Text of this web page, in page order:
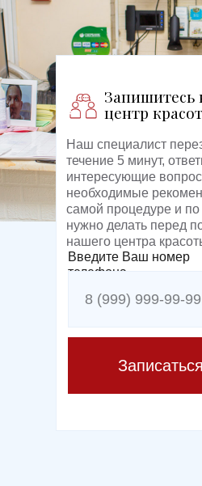
Запишитесь
центр
Наш специалист
течение 5 минут,
интересующие
необходимые
самой процедуре и по
нужно делать перед
нашего центра
Введите Ваш номер
телефона
Записаться